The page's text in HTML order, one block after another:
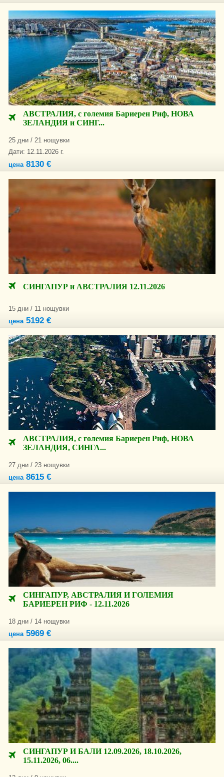
АВСТРАЛИЯ, с големия Бариерен Риф, НОВА
ЗЕЛАНДИЯ и СИНГ...
25 дни / 21 нощувки
Дати: 12.11.2026 г.
цена8130 €
СИНГАПУР и АВСТРАЛИЯ 12.11.2026
15 дни / 11 нощувки
цена5192 €
АВСТРАЛИЯ, с големия Бариерен Риф, НОВА
ЗЕЛАНДИЯ, СИНГА...
27 дни / 23 нощувки
цена8615 €
СИНГАПУР, АВСТРАЛИЯ И ГОЛЕМИЯ
БАРИЕРЕН РИФ - 12.11.2026
18 дни / 14 нощувки
цена5969 €
СИНГАПУР И БАЛИ 12.09.2026, 18.10.2026,
15.11.2026, 06....